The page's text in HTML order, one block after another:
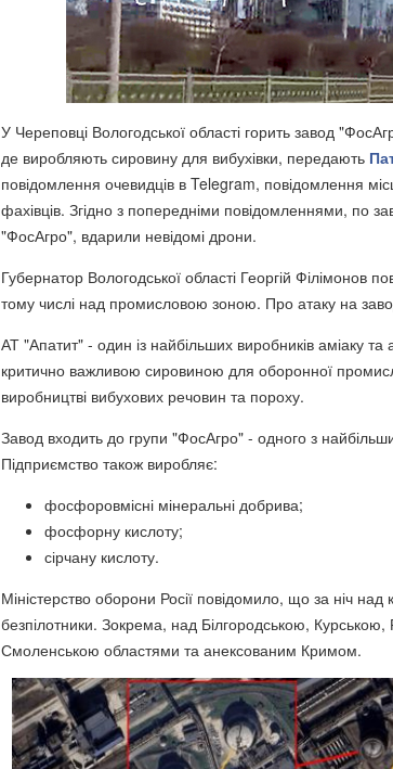
У Череповці Вологодської області горить завод
де виробляють сировину для вибухівки, передають
повідомлення очевидців в Telegram, повідомлення
фахівців. Згідно з попередніми повідомленнями, по
"ФосАгро", вдарили невідомі дрони.
Губернатор Вологодської області Георгій Філімонов
тому числі над промисловою зоною. Про атаку на
АТ "Апатит" - один із найбільших виробників аміаку та
критично важливою сировиною для оборонної
виробництві вибухових речовин та пороху.
Завод входить до групи "ФосАгро" - одного з
Підприємство також виробляє:
фосфоровмісні мінеральні добрива;
фосфорну кислоту;
сірчану кислоту.
Міністерство оборони Росії повідомило, що за ніч над
безпілотники. Зокрема, над Білгородською,
Смоленською областями та анексованим Кримом.